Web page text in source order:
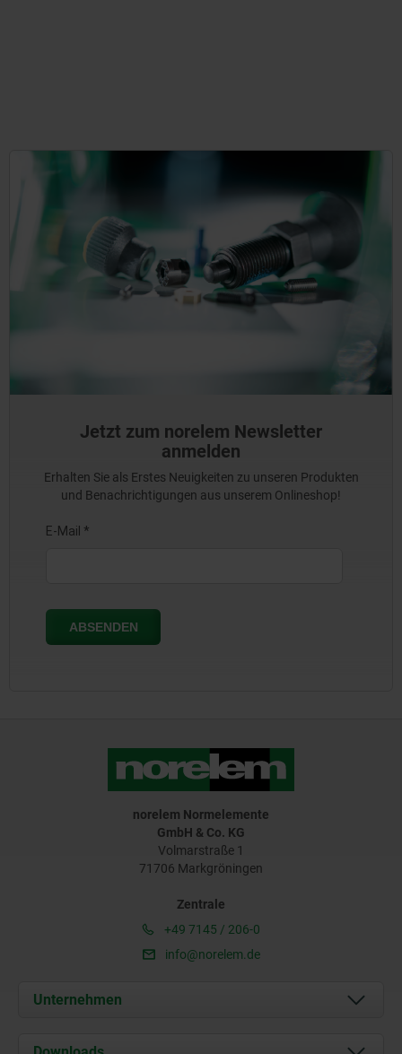
Jetzt zum norelem Newsletter
anmelden
Erhalten Sie als Erstes Neuigkeiten zu unseren Produkten
und Benachrichtigungen aus unserem Onlineshop!
norelem Normelemente
GmbH & Co. KG
Volmarstraße 1
71706 Markgröningen
Zentrale
+49 7145 / 206-0
info@norelem.de
Unternehmen
Über uns